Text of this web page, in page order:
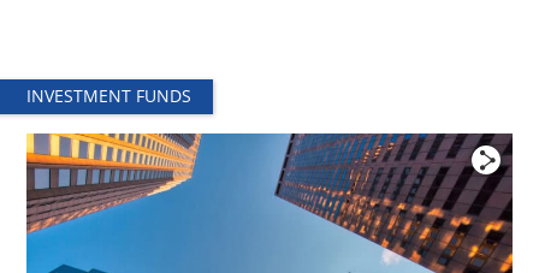
regulatorische Entwicklungen
Private Equity & AI – Value Creation 2.0?
Private Equity & AI – Value Creation 2.0?
Follow-up Hamburger Fondsgespräche 2024 –
Continuation Fonds im Trend
Follow-up Hamburger Fondsgespräche 2024 –
INVESTMENT FUNDS